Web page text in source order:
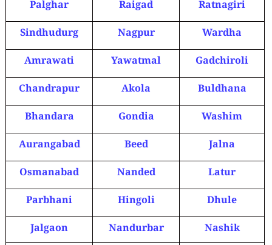
Palghar Raigad
Ratnagiri
Sindhudurg
Nagpur
Wardha
Amrawati
Yawatmal
Gadchiroli
Chandrapur
Akola
Buldhana
Bhandara
Gondia
Washim
Aurangabad
Beed
Jalna
Osmanabad
Nanded
Latur
Parbhani
Hingoli
Dhule
Jalgaon
Nandurbar
Nashik